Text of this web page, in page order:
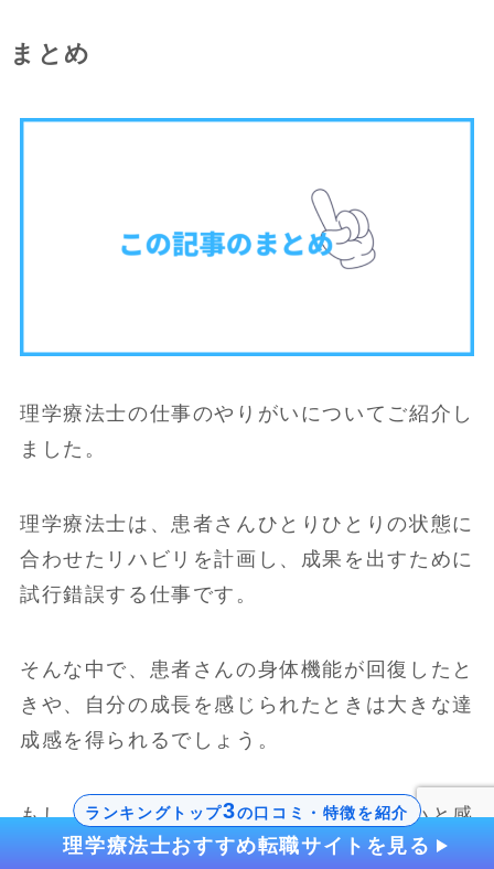
まとめ
理学療法士の仕事のやりがいについてご紹介し
ました。
理学療法士は、患者さんひとりひとりの状態に
合わせたリハビリを計画し、成果を出すために
試行錯誤する仕事です。
そんな中で、患者さんの身体機能が回復したと
きや、自分の成長を感じられたときは大きな達
成感を得られるでしょう。
もし、今の環境ではやりがいを見出せないと感
じているなら、ぜひ転職も視野に入れてみては
ランキングトップ3の口コミ・特徴を紹介
理学療法士おすすめ転職サイトを見る